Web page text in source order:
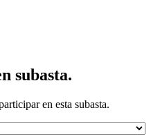
subasta.
en esta subasta.